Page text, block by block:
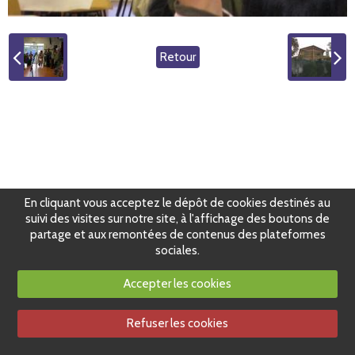
Retour
En cliquant vous acceptez le dépôt de cookies destinés au
suivi des visites sur notre site, à l'affichage des boutons de
partage et aux remontées de contenus des plateformes
sociales.
Accepter les cookies
Refuser les cookies